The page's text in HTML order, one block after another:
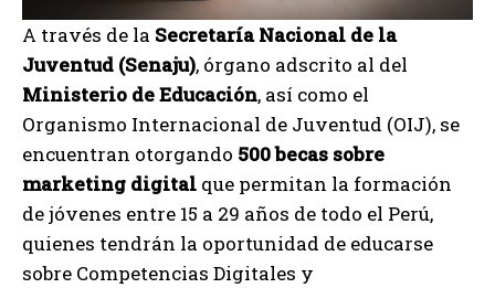
A través de la Secretaría Nacional de la
Juventud (Senaju), órgano adscrito al del
Ministerio de Educación, así como el
Organismo Internacional de Juventud (OIJ), se
encuentran otorgando 500 becas sobre
marketing digital que permitan la formación
de jóvenes entre 15 a 29 años de todo el Perú,
quienes tendrán la oportunidad de educarse
sobre Competencias Digitales y